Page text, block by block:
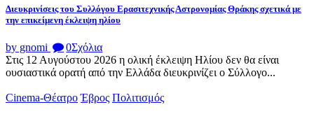
Διευκρινίσεις του Συλλόγου Ερασιτεχνικής Αστρονομίας Θράκης σχετικά με
την επικείμενη έκλειψη ηλίου
by gnomi 0Σχόλια
Στις 12 Αυγούστου 2026 η ολική έκλειψη Ηλίου δεν θα είναι
ουσιαστικά ορατή από την Ελλάδα διευκρινίζει ο Σύλλογο...
Cinema-Θέατρο Έβρος Πολιτισμός